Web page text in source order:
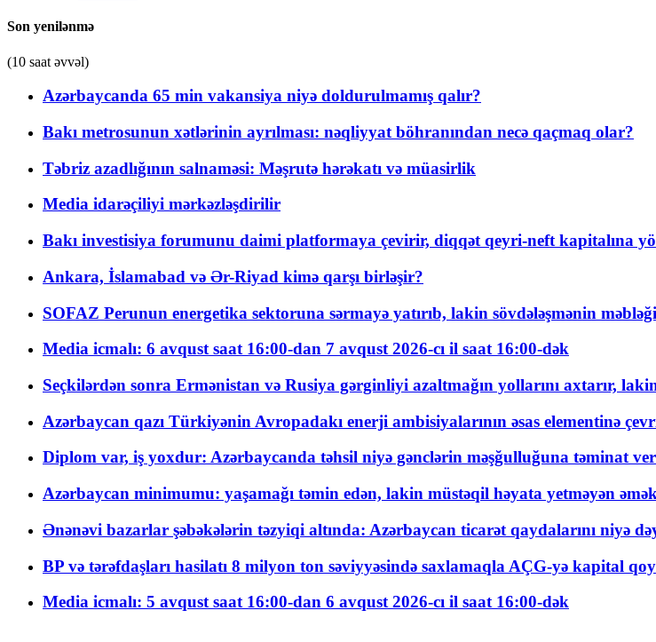
Son yenilənmə
(10 saat əvvəl)
Azərbaycanda 65 min vakansiya niyə doldurulmamış qalır?
Bakı metrosunun xətlərinin ayrılması: nəqliyyat böhranından necə qaçmaq olar?
Təbriz azadlığının salnaməsi: Məşrutə hərəkatı və müasirlik
Media idarəçiliyi mərkəzləşdirilir
Bakı investisiya forumunu daimi platformaya çevirir, diqqət qeyri-neft kapitalına
Ankara, İslamabad və Ər-Riyad kimə qarşı birləşir?
SOFAZ Perunun energetika sektoruna sərmayə yatırıb, lakin sövdələşmənin
Media icmalı: 6 avqust saat 16:00-dan 7 avqust 2026-cı il saat 16:00-dək
Seçkilərdən sonra Ermənistan və Rusiya gərginliyi azaltmağın yollarını axtarır,
Azərbaycan qazı Türkiyənin Avropadakı enerji ambisiyalarının əsas elementinə
Diplom var, iş yoxdur: Azərbaycanda təhsil niyə gənclərin məşğulluğuna təminat
Azərbaycan minimumu: yaşamağı təmin edən, lakin müstəqil həyata yetməyən
Ənənəvi bazarlar şəbəkələrin təzyiqi altında: Azərbaycan ticarət qaydalarını niyə
BP və tərəfdaşları hasilatı 8 milyon ton səviyyəsində saxlamaqla AÇG-yə kapital
Media icmalı: 5 avqust saat 16:00-dan 6 avqust 2026-cı il saat 16:00-dək